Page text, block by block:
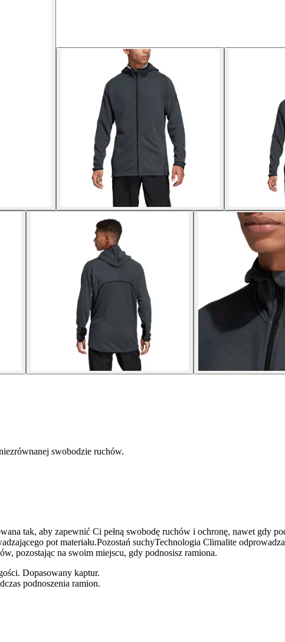
swobodzie ruchów.
tak, aby zapewnić Ci pełną swobodę ruchów i ochronę, nawet gdy
pot materiału.Pozostań suchyTechnologia Climalite
pozostając na swoim miejscu, gdy podnosisz ramiona.
Dopasowany kaptur.
podnoszenia ramion.